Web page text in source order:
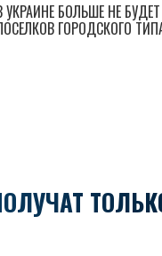
УКРАИНЕ БОЛЬШЕ НЕ БУДЕТ
ГОРОДСКОГО